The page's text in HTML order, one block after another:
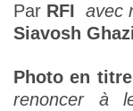
Par RFI avec
Siavosh
Photo en titre
renoncer à